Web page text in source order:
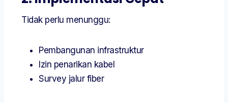
Tidak perlu menunggu:
Pembangunan infrastruktur
Izin penarikan kabel
Survey jalur fiber